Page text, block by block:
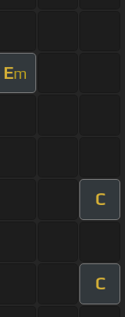
Em
C
C